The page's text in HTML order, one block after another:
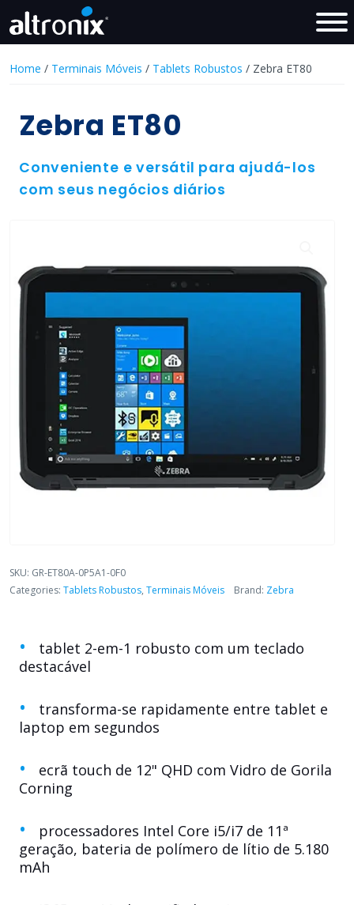
Home / Terminais Móveis / Tablets Robustos / Zebra ET80
Zebra ET80
Conveniente e versátil para ajudá-los
com seus negócios diários
SKU: GR-ET80A-0P5A1-0F0
Categories: Tablets Robustos, Terminais Móveis Brand: Zebra
tablet 2-em-1 robusto com um teclado
destacável
transforma-se rapidamente entre tablet e
laptop em segundos
ecrã touch de 12" QHD com Vidro de Gorila
Corning
processadores Intel Core i5/i7 de 11ª
geração, bateria de polímero de lítio de 5.180
mAh